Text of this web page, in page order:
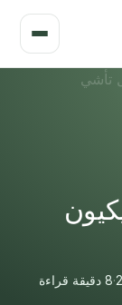
·8 دقيقة قراءة